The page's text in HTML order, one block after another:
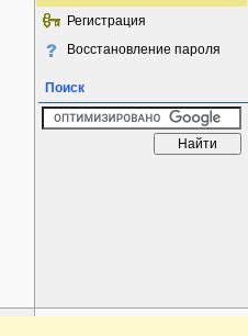
Регистрация
Восстановление пароля
Поиск